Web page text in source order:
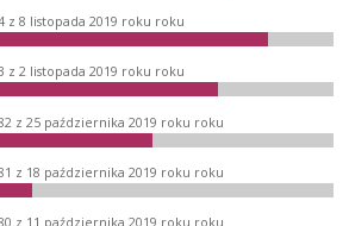
z 8 listopada 2019 roku roku
z 2 listopada 2019 roku roku
z 25 października 2019 roku roku
z 18 października 2019 roku roku